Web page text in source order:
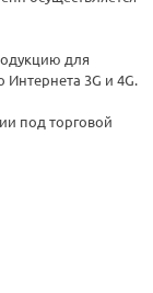
для
Интернета 3G и 4G.
под торговой